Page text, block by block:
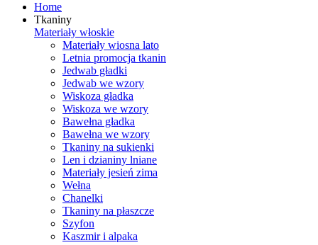
Home
Tkaniny
Materiały włoskie
Materiały wiosna lato
Letnia promocja tkanin
Jedwab gładki
Jedwab we wzory
Wiskoza gładka
Wiskoza we wzory
Bawełna gładka
Bawełna we wzory
Tkaniny na sukienki
Len i dzianiny lniane
Materiały jesień zima
Wełna
Chanelki
Tkaniny na płaszcze
Szyfon
Kaszmir i alpaka